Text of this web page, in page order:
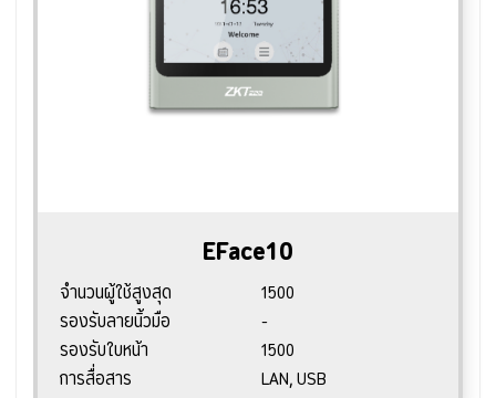
EFace10
จำนวนผู้ใช้สูงสุด
1500
รองรับลายนิ้วมือ
-
รองรับใบหน้า
1500
การสื่อสาร
LAN, USB